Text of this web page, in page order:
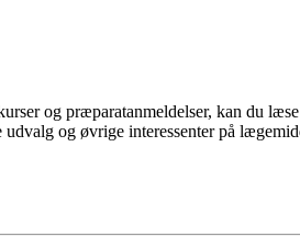
og præparatanmeldelser, kan du
og øvrige interessenter på